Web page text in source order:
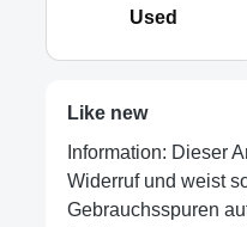
Used
Like new
Information: Dieser
Widerruf und weist
Gebrauchsspuren